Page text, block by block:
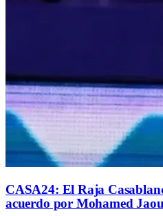
CASA24: El Raja
acuerdo por Mohamed